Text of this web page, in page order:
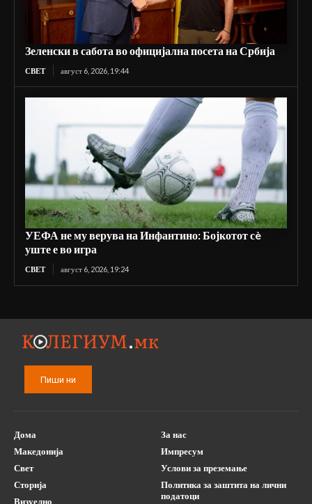
Зеленски в сабота во официјална посета на Србија
СВЕТ август 6, 2026, 19:44
УЕФА не му верува на Инфантино: Бојкотот сè
уште е во игра
СВЕТ август 6, 2026, 19:24
Пиши ни
Дома
Македонија
Свет
Сторија
Визуелно
За нас
Импресум
Услови за преземање
Политика за заштита на лични
податоци